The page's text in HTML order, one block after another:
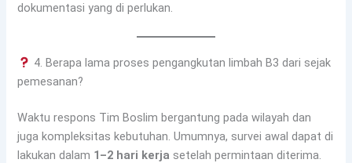
dokumentasi yang di perlukan.
4. Berapa lama proses pengangkutan limbah B3 dari sejak
pemesanan?
Waktu respons Tim Boslim bergantung pada wilayah dan
juga kompleksitas kebutuhan. Umumnya, survei awal dapat di
lakukan dalam 1–2 hari kerja setelah permintaan diterima.